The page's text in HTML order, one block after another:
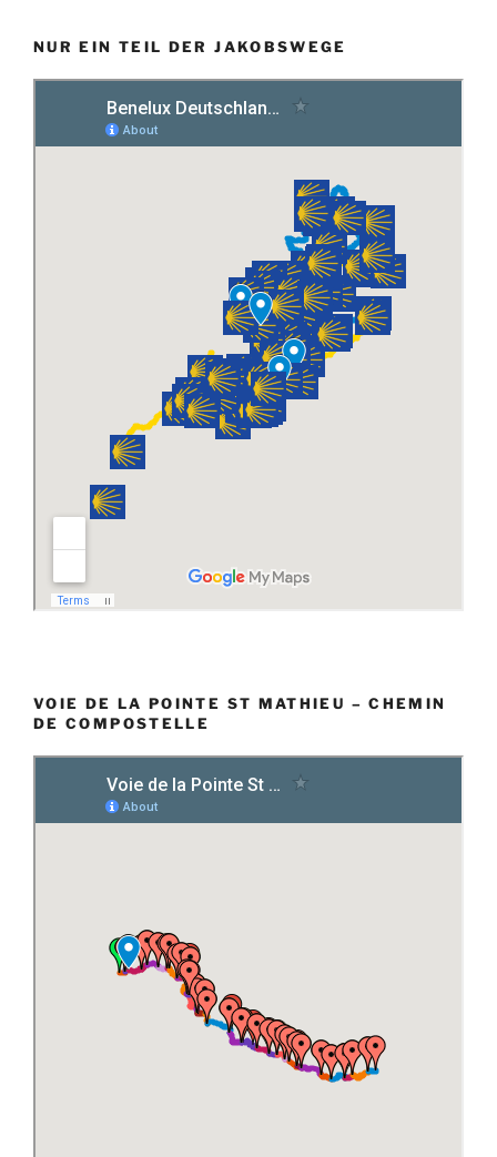
NUR EIN TEIL DER JAKOBSWEGE
VOIE DE LA POINTE ST MATHIEU – CHEMIN
DE COMPOSTELLE